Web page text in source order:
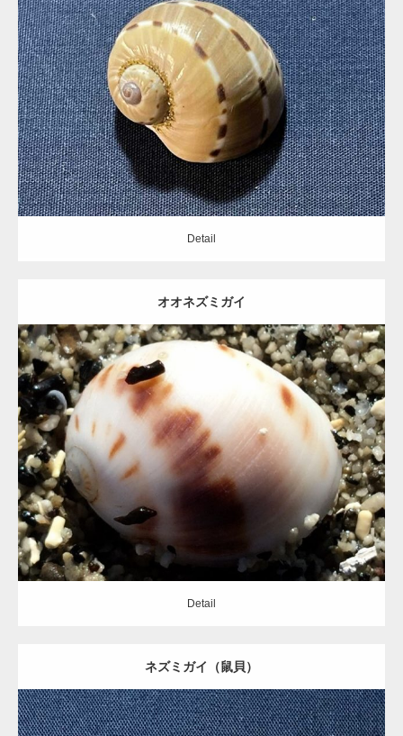
Update:2021.05.23
Category: タマガイ科
Detail
Detail
オオネズミガイ
Update:2020.09.12
Category:タマガイ科
Detail
Detail
ネズミガイ（鼠貝）